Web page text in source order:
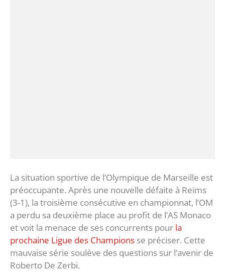
La situation sportive de l’Olympique de Marseille est
préoccupante. Après une nouvelle défaite à Reims
(3-1), la troisième consécutive en championnat, l’OM
a perdu sa deuxième place au profit de l’AS Monaco
et voit la menace de ses concurrents pour la
prochaine Ligue des Champions se préciser. Cette
mauvaise série soulève des questions sur l’avenir de
Roberto De Zerbi.